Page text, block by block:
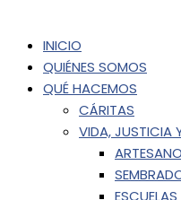
INICIO
QUIÉNES SOMOS
QUÉ HACEMOS
CÁRITAS
VIDA, JUSTICIA